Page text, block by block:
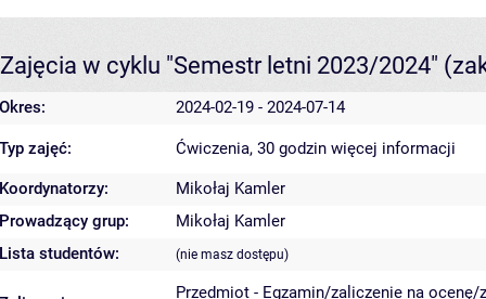
Zajęcia w cyklu "Semestr letni 2023/2024"
Okres: 2024-02-19 - 2024-07-14
Typ zajęć: Ćwiczenia, 30 godzin więcej informacji
Koordynatorzy:
Mikołaj Kamler
Prowadzący grup:
Mikołaj Kamler
Lista studentów:
(nie masz dostępu)
Przedmiot - Egzamin/zaliczenie na